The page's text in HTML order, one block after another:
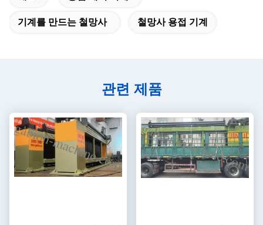
기계를 만드는 철망사 철망사 용접 기계
관련 제품